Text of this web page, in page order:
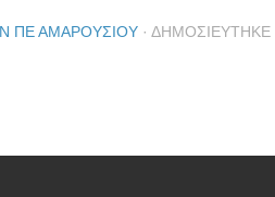
ΠΕ ΑΜΑΡΟΥΣΊΟΥ · ΔΗΜΟΣΙΕΎΤΗΚΕ